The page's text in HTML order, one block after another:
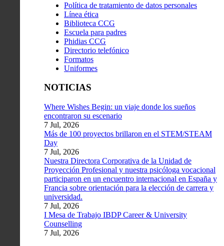
Política de tratamiento de datos personales
Línea ética
Biblioteca CCG
Escuela para padres
Phidias CCG
Directorio telefónico
Formatos
Uniformes
NOTICIAS
Where Wishes Begin: un viaje donde los sueños
encontraron su escenario
7 Jul, 2026
Más de 100 proyectos brillaron en el STEM/STEAM
Day
7 Jul, 2026
Nuestra Directora Corporativa de la Unidad de
Proyección Profesional y nuestra psicóloga vocacional
participaron en un encuentro internacional en España y
Francia sobre orientación para la elección de carrera y
universidad.
7 Jul, 2026
I Mesa de Trabajo IBDP Career & University
Counselling
7 Jul, 2026